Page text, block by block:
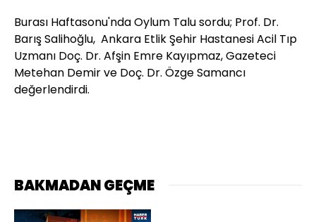
Burası Haftasonu'nda Oylum Talu sordu; Prof. Dr.
Barış Salihoğlu, Ankara Etlik Şehir Hastanesi Acil Tıp
Uzmanı Doç. Dr. Afşin Emre Kayıpmaz, Gazeteci
Metehan Demir ve Doç. Dr. Özge Samancı
değerlendirdi.
BAKMADAN GEÇME